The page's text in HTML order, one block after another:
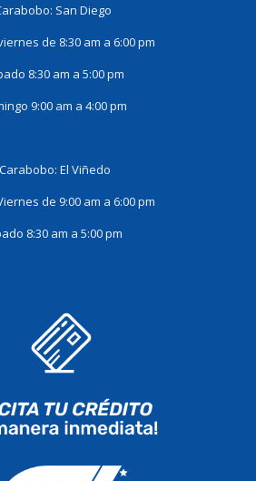
San Diego
de 8:30 am a 6:00 pm
8:30 am a 5:00 pm
9:00 am a 4:00 pm
El Viñedo
de 9:00 am a 6:00 pm
8:30 am a 5:00 pm